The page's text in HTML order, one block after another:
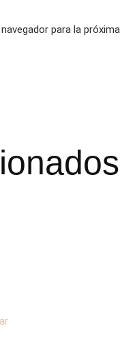
para la